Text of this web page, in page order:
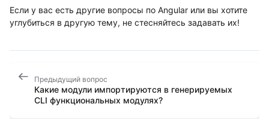
Если у вас есть другие вопросы по Angular или вы хотите
углубиться в другую тему, не стесняйтесь задавать их!
Предыдущий вопрос
Какие модули импортируются в генерируемых
CLI функциональных модулях?